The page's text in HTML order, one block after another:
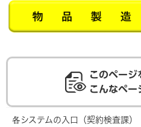
このページ
こんなペー
各システムの入口（契約検査課）